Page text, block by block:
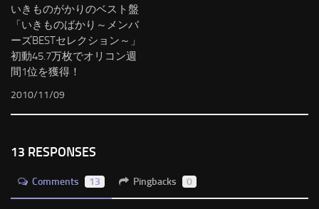
いきものがかりのベスト盤
「いきものばかり～メンバ
ーズBESTセレクション～」
初動45.7万枚でオリコン週
間1位を獲得！
2010/11/09
13 RESPONSES
Comments 13 Pingbacks 0